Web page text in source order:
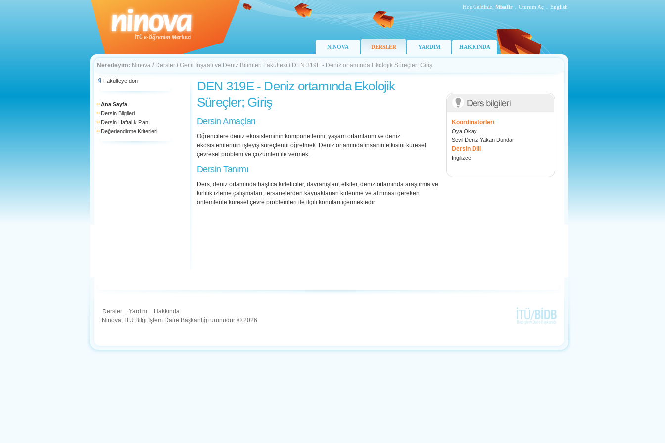
Hoş Geldiniz, Misafir Oturum Aç English
NİNOVA DERSLER YARDIM HAKKINDA
Neredeyim: Ninova / Dersler / Gemi İnşaatı ve Deniz Bilimleri Fakültesi / DEN 319E - Deniz ortamında Ekolojik Süreçler; Giriş
Fakülteye dön
Ana Sayfa
Dersin Bilgileri
Dersin Haftalık Planı
Değerlendirme Kriterleri
DEN 319E - Deniz ortamında Ekolojik
Süreçler; Giriş
Dersin Amaçları
Öğrencilere deniz ekosisteminin komponetlerini, yaşam ortamlarını ve deniz
ekosistemlerinin işleyiş süreçlerini öğretmek. Deniz ortamında insanın etkisini küresel
çevresel problem ve çözümleri ile vermek.
Dersin Tanımı
Ders, deniz ortamında başlıca kirleticiler, davranışları, etkiler, deniz ortamında araştırma ve
kirlilik izleme çalışmaları, tersanelerden kaynaklanan kirlenme ve alınması gereken
önlemlerile küresel çevre problemleri ile ilgili konuları içermektedir.
Koordinatörleri
Oya Okay
Sevil Deniz Yakan Dündar
Dersin Dili
İngilizce
Dersler . Yardım . Hakkında
Ninova, İTÜ Bilgi İşlem Daire Başkanlığı ürünüdür. © 2026